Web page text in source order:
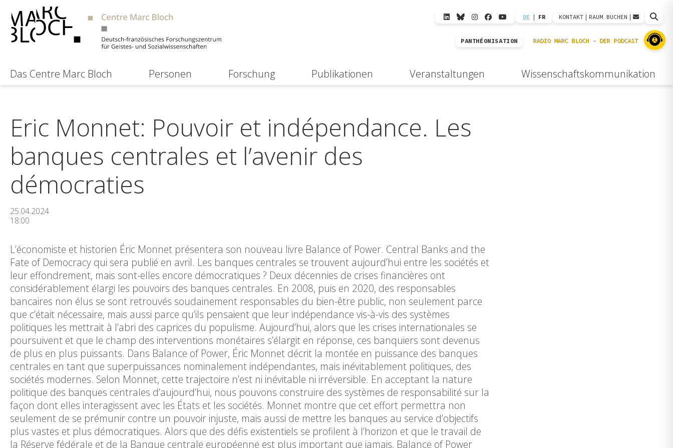
DE | FR KONTAKT | RAUM BUCHEN |
PANTHÉONISATION
Das Centre Marc Bloch Personen Forschung Publikationen Veranstaltungen Wissenschaftskommunikation
Eric Monnet: Pouvoir et indépendance. Les
banques centrales et l’avenir des
démocraties
25.04.2024
18:00
L’économiste et historien Éric Monnet présentera son nouveau livre Balance of Power. Central Banks and the
Fate of Democracy qui sera publié en avril. Les banques centrales se trouvent aujourd’hui entre les sociétés et
leur effondrement, mais sont-elles encore démocratiques ? Deux décennies de crises financières ont
considérablement élargi les pouvoirs des banques centrales. En 2008, puis en 2020, des responsables
bancaires non élus se sont retrouvés soudainement responsables du bien-être public, non seulement parce
que c’était nécessaire, mais aussi parce qu’ils pensaient que leur indépendance vis-à-vis des systèmes
politiques les mettrait à l’abri des caprices du populisme. Aujourd’hui, alors que les crises internationales se
poursuivent et que le champ des interventions monétaires s’élargit en réponse, ces banquiers sont devenus
de plus en plus puissants. Dans Balance of Power, Éric Monnet décrit la montée en puissance des banques
centrales en tant que superpuissances nominalement indépendantes, mais inévitablement politiques, des
sociétés modernes. Selon Monnet, cette trajectoire n’est ni inévitable ni irréversible. En acceptant la nature
politique des banques centrales d’aujourd’hui, nous pouvons construire des systèmes de responsabilité sur la
façon dont elles interagissent avec les États et les sociétés. Monnet montre que cet effort permettra non
seulement de se prémunir contre un pouvoir injuste, mais aussi de mettre les banques au service d’objectifs
plus vastes et plus démocratiques. Alors que des défis existentiels se profilent à l’horizon et que le travail de
la Réserve fédérale et de la Banque centrale européenne est plus important que jamais, Balance of Power